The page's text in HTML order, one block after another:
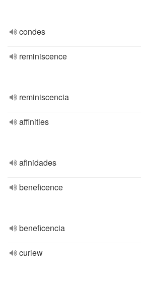
condes
reminiscence
reminiscencia
affinities
afinidades
beneficence
beneficencia
curlew